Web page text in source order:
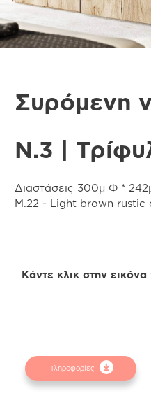
Συρόμενη
Ν.3 |
Διαστάσεις 300μ Φ *
M.22 - Light brown rustic
Κάντε κλικ στην
! Ενδέχεται
δειγματολόγια στα
Πληροφορίες